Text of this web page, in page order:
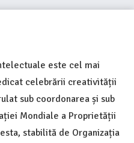
este cel mai
celebrării creativității
sub coordonarea și sub
Mondiale a Proprietății
stabilită de Organizația